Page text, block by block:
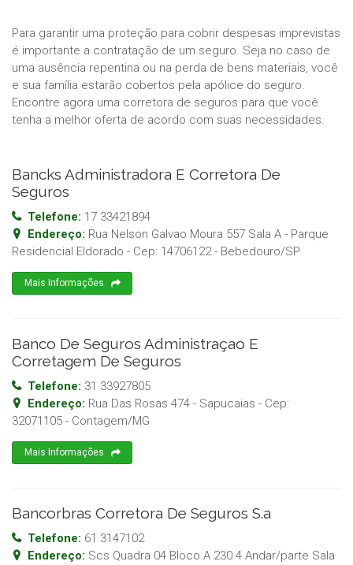
Para garantir uma proteção para cobrir despesas imprevistas
é importante a contratação de um seguro. Seja no caso de
uma ausência repentina ou na perda de bens materiais, você
e sua família estarão cobertos pela apólice do seguro.
Encontre agora uma corretora de seguros para que você
tenha a melhor oferta de acordo com suas necessidades.
Bancks Administradora E Corretora De
Seguros
Telefone: 17 33421894
Endereço: Rua Nelson Galvao Moura 557 Sala A - Parque
Residencial Eldorado - Cep: 14706122- Bebedouro/SP
Mais Informações
Banco De Seguros Administraçao E
Corretagem De Seguros
Telefone: 31 33927805
Endereço: Rua Das Rosas 474 - Sapucaias - Cep:
32071105 - Contagem/MG
Mais Informações
Bancorbras Corretora De Seguros S.a
Telefone: 61 3147102
Endereço: Scs Quadra 04 Bloco A 230 4 Andar/parte Sala